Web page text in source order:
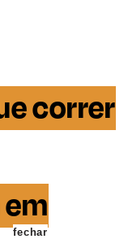
correr
fechar